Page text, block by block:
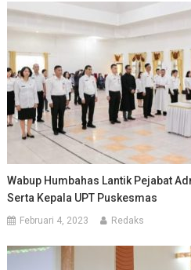
Wabup Humbahas Lantik Pejabat
Serta Kepala UPT Puskesmas
Februari 4, 2023 Redaks